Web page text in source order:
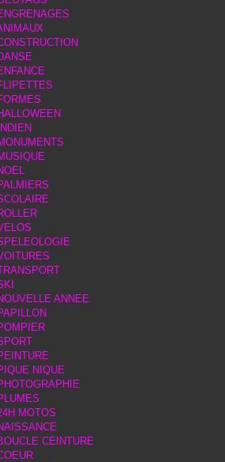
ANNEE
NIQUE
MOTOS
CEINTURE